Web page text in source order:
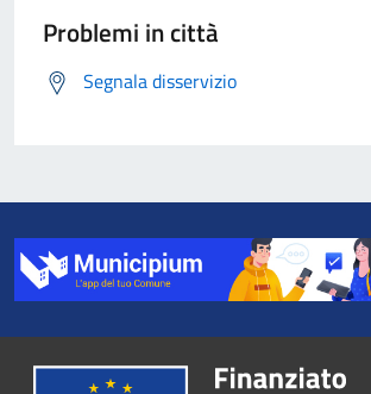
Problemi in città
Segnala disservizio